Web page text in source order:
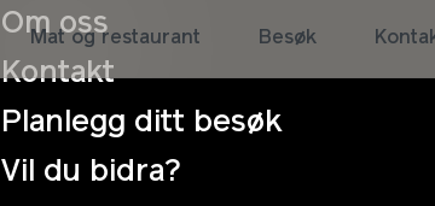
Om oss
Kontakt
Planlegg ditt besøk
Vil du bidra?
Mat og restaurant Besøk